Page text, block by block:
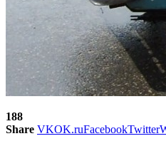
188
Share VKOK.ruFacebookTwitter